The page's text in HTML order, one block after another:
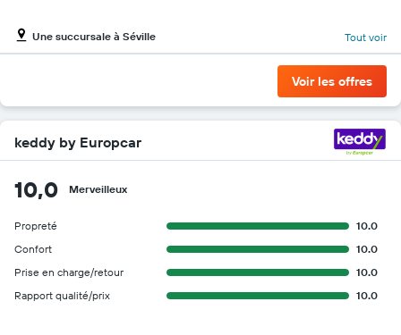
Une succursale à Séville Tout voir
Voir les offres
keddy by Europcar
10,0 Merveilleux
Propreté
10.0
Confort
10.0
Prise en charge/retour
10.0
Rapport qualité/prix
10.0